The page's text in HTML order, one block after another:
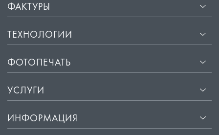
ФАКТУРЫ
ТЕХНОЛОГИИ
ФОТОПЕЧАТЬ
УСЛУГИ
ИНФОРМАЦИЯ